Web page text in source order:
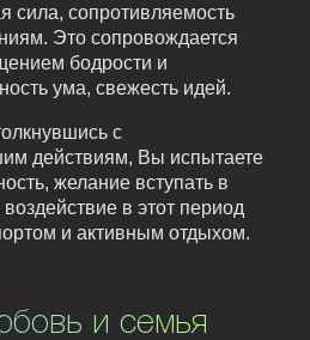
сила, сопротивляемость
Это сопровождается
бодрости и
ума, свежесть идей.
с
действиям, Вы испытаете
желание вступать в
в этот период
и активным отдыхом.
и семья